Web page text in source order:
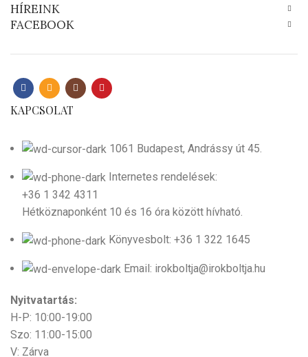
HÍREINK
FACEBOOK
KAPCSOLAT
1061 Budapest, Andrássy út 45.
Internetes rendelések:
+36 1 342 4311
Hétköznaponként 10 és 16 óra között hívható.
Könyvesbolt: +36 1 322 1645
Email: irokboltja@irokboltja.hu
Nyitvatartás:
H-P: 10:00-19:00
Szo: 11:00-15:00
V: Zárva